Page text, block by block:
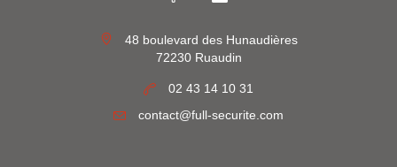
48 boulevard des Hunaudières
72230 Ruaudin
02 43 14 10 31
contact@full-securite.com